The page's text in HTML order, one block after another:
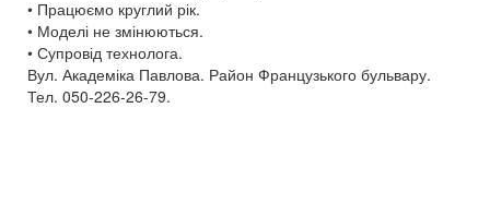
• Працюємо круглий рік.
• Моделі не змінюються.
• Супровід технолога.
Вул. Академіка Павлова. Район Французького бульвару.
Тел. 050-226-26-79.